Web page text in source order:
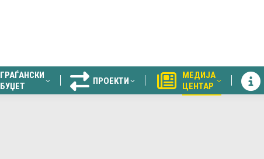
ГРАЃАНСКИ
БУЏЕТ
ПРОЕКТИ
МЕДИЈА
ЦЕНТАР